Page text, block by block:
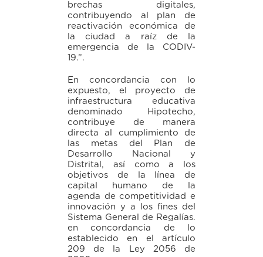
brechas digitales,
contribuyendo al plan de
reactivación económica de
la ciudad a raíz de la
emergencia de la CODIV-
19.”.
En concordancia con lo
expuesto, el proyecto de
infraestructura educativa
denominado Hipotecho,
contribuye de manera
directa al cumplimiento de
las metas del Plan de
Desarrollo Nacional y
Distrital, así como a los
objetivos de la línea de
capital humano de la
agenda de competitividad e
innovación y a los fines del
Sistema General de Regalías.
en concordancia de lo
establecido en el artículo
209 de la Ley 2056 de